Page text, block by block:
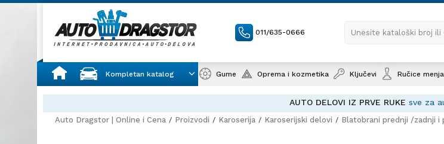
011/635-0666 Unesite kataloški broj ili
Kompletan katalog Gume Oprema i kozmetika Ključevi Ručice
AUTO DELOVI IZ PRVE RUKE sve za
Auto Dragstor | Online i Cena Proizvodi Karoserija Karoserijski delovi Blatobrani prednji /zadnji i